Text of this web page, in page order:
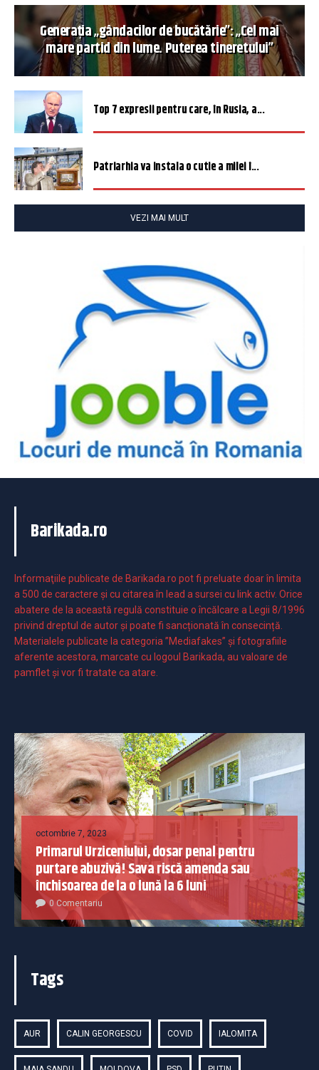
Generația „gândacilor de bucătărie”: „Cel mai
mare partid din lume. Puterea tineretului”
Top 7 expresii pentru care, în Rusia, a...
Patriarhia va instala o cutie a milei î...
VEZI MAI MULT
Barikada.ro
Informaţiile publicate de Barikada.ro pot fi preluate doar în limita
a 500 de caractere şi cu citarea în lead a sursei cu link activ. Orice
abatere de la această regulă constituie o încălcare a Legii 8/1996
privind dreptul de autor și poate fi sancționată în consecință.
Materialele publicate la categoria ”Mediafakes” și fotografiile
aferente acestora, marcate cu logoul Barikada, au valoare de
pamflet și vor fi tratate ca atare.
octombrie 7, 2023
Primarul Urziceniului, dosar penal pentru
purtare abuzivă! Sava riscă amenda sau
închisoarea de la o lună la 6 luni
0 Comentariu
Tags
AUR CALIN GEORGESCU COVID IALOMITA